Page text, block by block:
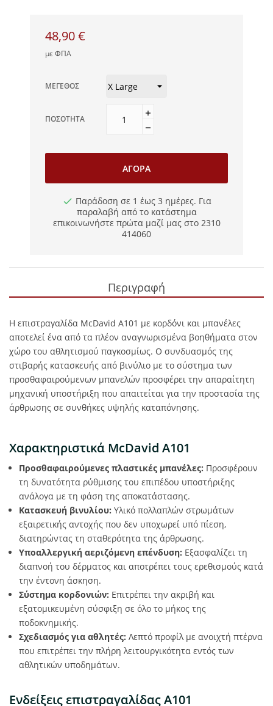
48,90 €
με ΦΠΑ
ΜΈΓΕΘΟΣ
ΠΟΣΌΤΗΤΑ
ΑΓΟΡΆ
Παράδοση σε 1 έως 3 ημέρες. Για
παραλαβή από το κατάστημα
επικοινωνήστε πρώτα μαζί μας στο 2310
414060
Περιγραφή
Η επιστραγαλίδα McDavid A101 με κορδόνι και μπανέλες
αποτελεί ένα από τα πλέον αναγνωρισμένα βοηθήματα στον
χώρο του αθλητισμού παγκοσμίως. Ο συνδυασμός της
στιβαρής κατασκευής από βινύλιο με το σύστημα των
προσθαφαιρούμενων μπανελών προσφέρει την απαραίτητη
μηχανική υποστήριξη που απαιτείται για την προστασία της
άρθρωσης σε συνθήκες υψηλής καταπόνησης.
Χαρακτηριστικά McDavid A101
Προσθαφαιρούμενες πλαστικές μπανέλες: Προσφέρουν
τη δυνατότητα ρύθμισης του επιπέδου υποστήριξης
ανάλογα με τη φάση της αποκατάστασης.
Κατασκευή βινυλίου: Υλικό πολλαπλών στρωμάτων
εξαιρετικής αντοχής που δεν υποχωρεί υπό πίεση,
διατηρώντας τη σταθερότητα της άρθρωσης.
Υποαλλεργική αεριζόμενη επένδυση: Εξασφαλίζει τη
διαπνοή του δέρματος και αποτρέπει τους ερεθισμούς κατά
την έντονη άσκηση.
Σύστημα κορδονιών: Επιτρέπει την ακριβή και
εξατομικευμένη σύσφιξη σε όλο το μήκος της
ποδοκνημικής.
Σχεδιασμός για αθλητές: Λεπτό προφίλ με ανοιχτή πτέρνα
που επιτρέπει την πλήρη λειτουργικότητα εντός των
αθλητικών υποδημάτων.
Ενδείξεις επιστραγαλίδας A101